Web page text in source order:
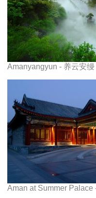
Amanyangyun - 养云安
Aman at Summer Palace